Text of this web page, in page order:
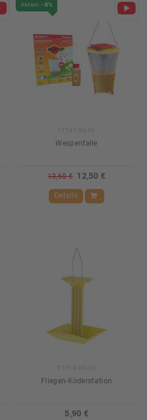
Wespenfalle
13,60 € 12,50 €
Aktion:-8%
Details
Fliegen-Köderstation
5,90 €